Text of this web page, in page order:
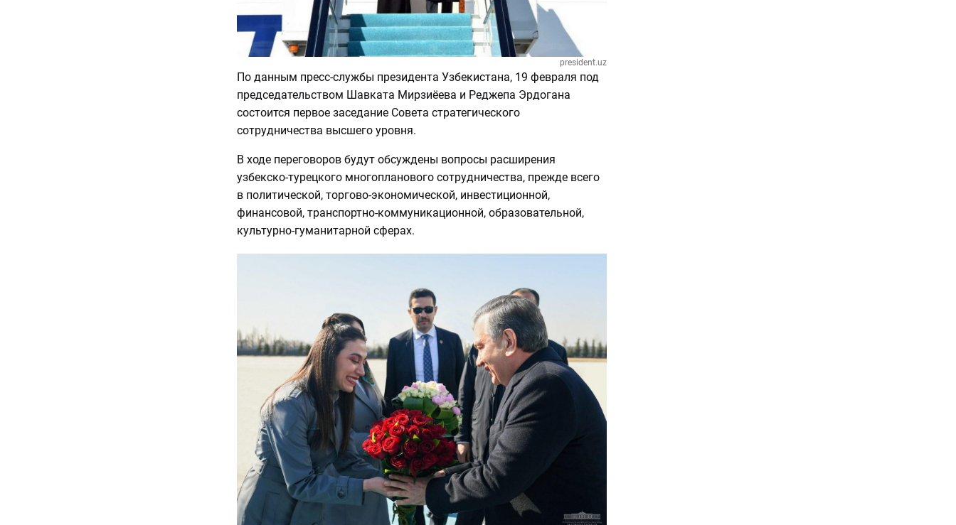
president.uz
По данным пресс-службы президента Узбекистана, 19 февраля под
председательством Шавката Мирзиёева и Реджепа Эрдогана
состоится первое заседание Совета стратегического
сотрудничества высшего уровня.
В ходе переговоров будут обсуждены вопросы расширения
узбекско-турецкого многопланового сотрудничества, прежде всего
в политической, торгово-экономической, инвестиционной,
финансовой, транспортно-коммуникационной, образовательной,
культурно-гуманитарной сферах.